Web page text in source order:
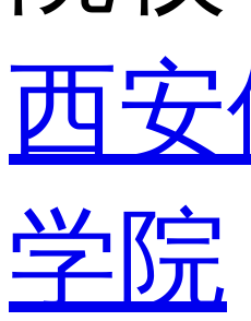
西
学院